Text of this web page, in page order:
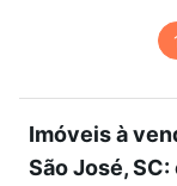
Imóveis à
São José,